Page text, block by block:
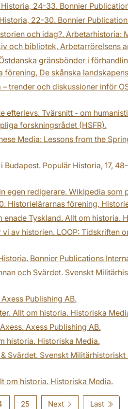
24-33. Bonnier
22-30. Bonnier
och idag?. Arbetarhistoria:
och bibliotek, Arbetarrörelsens
gränsbönder i
De skånska
trender och diskussioner inför
efterlevs. Tvärsnitt - om
forskningsrådet (HSFR).
Media: Lessons from the
Populär Historia, 17,
egen redigerare. Wikipedia
Historielärarnas förening,
Tyskland. Allt om historia.
av historien. LOOP: Tidskriften
Bonnier Publications
och Svärdet. Svenskt
Publishing AB.
Allt om historia. Historiska
Axess Publishing AB.
historia. Historiska Media.
Svärdet. Svenskt
om historia. Historiska Media.
25 Next Last